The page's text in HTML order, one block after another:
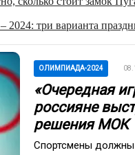
три варианта
ОЛИМПИАДА-2024
«Очередная
россияне
решения МОК
Спортсмены должны